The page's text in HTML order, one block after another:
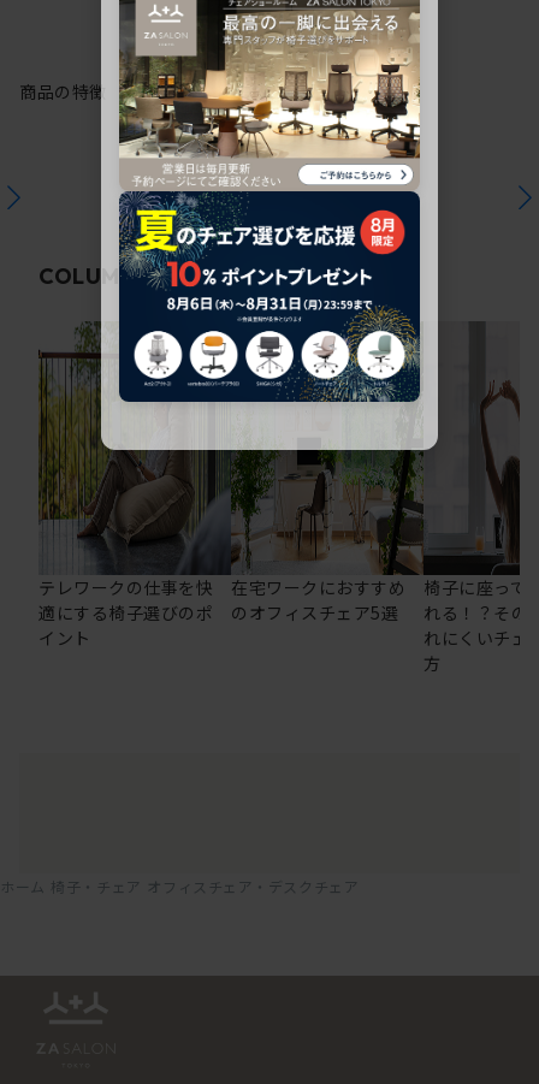
商品の特徴
COLUMN関連コラム
テレワークの仕事を快
適にする椅子選びのポ
イント
在宅ワークにおすすめ
のオフィスチェア5選
椅子に座って
れる！？その
れにくいチェ
方
ホーム 椅子・チェア オフィスチェア・デスクチェア